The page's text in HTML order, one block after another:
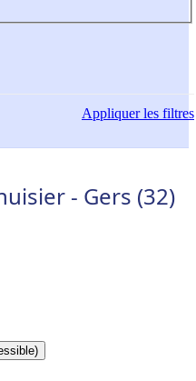
Appliquerles filtres
- Gers (32)